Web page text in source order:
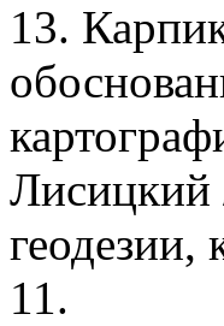
13.
Лисицкий
11.